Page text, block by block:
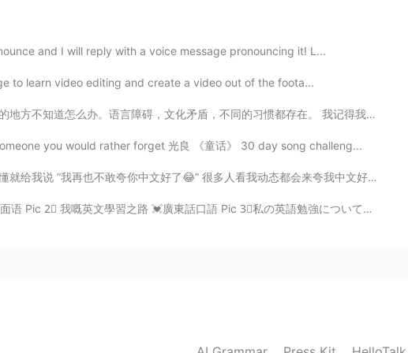
exactly but it was going from tochigi to Asakusa
2019.06.03 02:50
2019.06.02 23:52
and I will reply with a voice message pronouncing it! L...
to learn video editing and create a video out of the foota...
盾，不同的习惯都存在。 我记得我刚来中国的时候我花了很多时间，很多钱在外国酒吧里面，身边的朋友都是会英文的中国人或者其他外国...
you would rather forget 光良 《童话》 30 day song challeng...
😂” 很多人看我动态都会来夸我中文好但后来跟我聊天就会发现我的中文并没那么好。我还在学嘛，体谅一下😭 搞笑的是同时也有人夸...
文學習之路 💓廣東話口語 Pic 3⃣️私の英語勉強についての心得 🌸日本語 Pic 4⃣️제가 영어를 배우는 길 ...